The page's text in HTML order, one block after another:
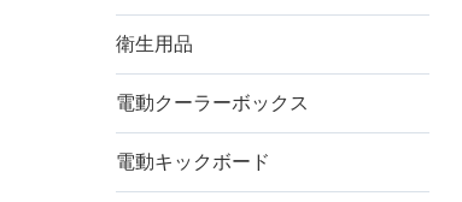
衛生用品
電動クーラーボックス
電動キックボード